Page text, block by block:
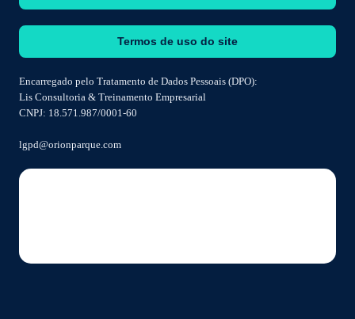
Termos de uso do site
Encarregado pelo Tratamento de Dados Pessoais (DPO):
Lis Consultoria & Treinamento Empresarial
CNPJ: 18.571.987/0001-60
lgpd@orionparque.com